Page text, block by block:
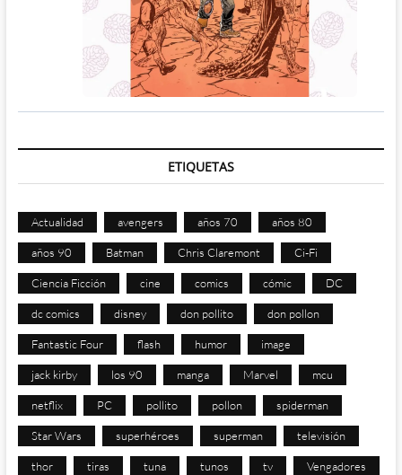
ETIQUETAS
Actualidad avengers años 70 años 80
años 90 Batman Chris Claremont Ci-Fi
Ciencia Ficción cine comics cómic DC
dc comics disney don pollito don pollon
Fantastic Four flash humor image
jack kirby los 90 manga Marvel mcu
netflix PC pollito pollon spiderman
Star Wars superhéroes superman televisión
thor tiras tuna tunos tv Vengadores